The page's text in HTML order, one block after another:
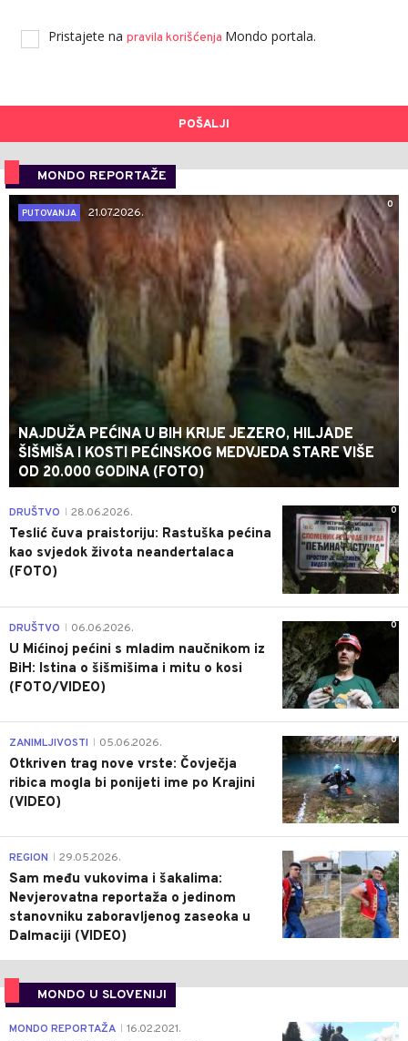
Pristajete na pravila korišćenja Mondo portala.
POŠALJI
MONDO REPORTAŽE
0
PUTOVANJA
21.07.2026.
NAJDUŽA PEĆINA U BIH KRIJE JEZERO, HILJADE
ŠIŠMIŠA I KOSTI PEĆINSKOG MEDVJEDA STARE VIŠE
OD 20.000 GODINA (FOTO)
0
DRUŠTVO 28.06.2026.
Teslić čuva praistoriju: Rastuška pećina
kao svjedok života neandertalaca
(FOTO)
0
DRUŠTVO 06.06.2026.
U Mićinoj pećini s mladim naučnikom iz
BiH: Istina o šišmišima i mitu o kosi
(FOTO/VIDEO)
0
ZANIMLJIVOSTI 05.06.2026.
Otkriven trag nove vrste: Čovječja
ribica mogla bi ponijeti ime po Krajini
(VIDEO)
0
REGION 29.05.2026.
Sam među vukovima i šakalima:
Nevjerovatna reportaža o jedinom
stanovniku zaboravljenog zaseoka u
Dalmaciji (VIDEO)
MONDO U SLOVENIJI
4
MONDO REPORTAŽA 16.02.2021.